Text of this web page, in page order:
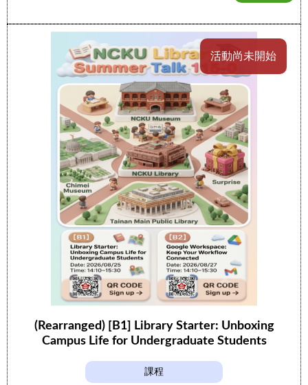
活動尚未開始
(Rearranged) [B1] Library Starter: Unboxing
Campus Life for Undergraduate Students
課程